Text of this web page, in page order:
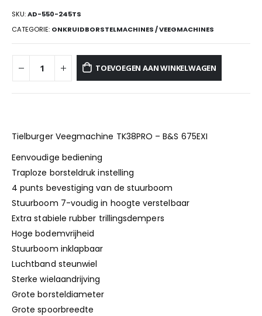
SKU:AD-550-245TS
CATEGORIE: ONKRUIDBORSTELMACHINES / VEEGMACHINES
TOEVOEGEN AAN WINKELWAGEN
Tielburger Veegmachine TK38PRO – B&S 675EXI
Eenvoudige bediening
Traploze borsteldruk instelling
4 punts bevestiging van de stuurboom
Stuurboom 7-voudig in hoogte verstelbaar
Extra stabiele rubber trillingsdempers
Hoge bodemvrijheid
Stuurboom inklapbaar
Luchtband steunwiel
Sterke wielaandrijving
Grote borsteldiameter
Grote spoorbreedte